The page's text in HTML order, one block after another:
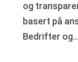
og
basert på
Bedrifter og...